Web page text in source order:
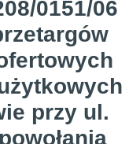
0151/06
przy ul.